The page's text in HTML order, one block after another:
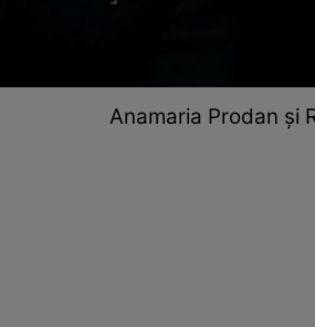
Anamaria Prodan și